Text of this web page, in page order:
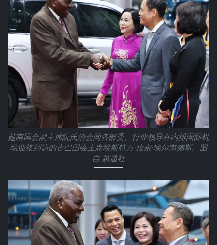
越南国会副主席阮氏清会同各部委、行业领导在内排国际机
场迎接到访的古巴国会主席埃斯特万·拉索·埃尔南德斯。图
自 越通社